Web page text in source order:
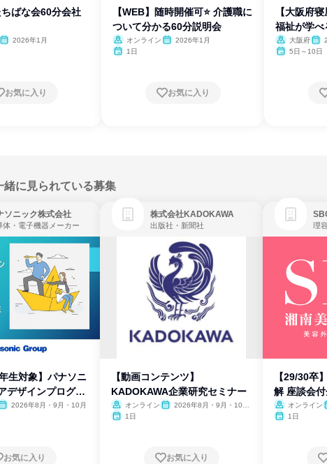
ちばな会60分会社
2026年1月
お気に入り
【WEB】随時開催可⭐ 介護職に
ついて分かる60分説明会
オンライン
2026年1月
1日
お気に入り
【大阪府
福祉が学べ
大阪府
5日～10日
緒に見られている募集
ソニック株式会社
体・電子機器メーカー
生対象】パナソニ
デザインプログラ
2026年8月・9月・10月
お気に入り
株式会社KADOKAWA
出版社・新聞社
【動画コンテンツ】
KADOKAWA企業研究セミナー
オンライン
2026年8月・9月・10
1日
お気に入り
【29/30卒
解 座談会
オンライン
1日